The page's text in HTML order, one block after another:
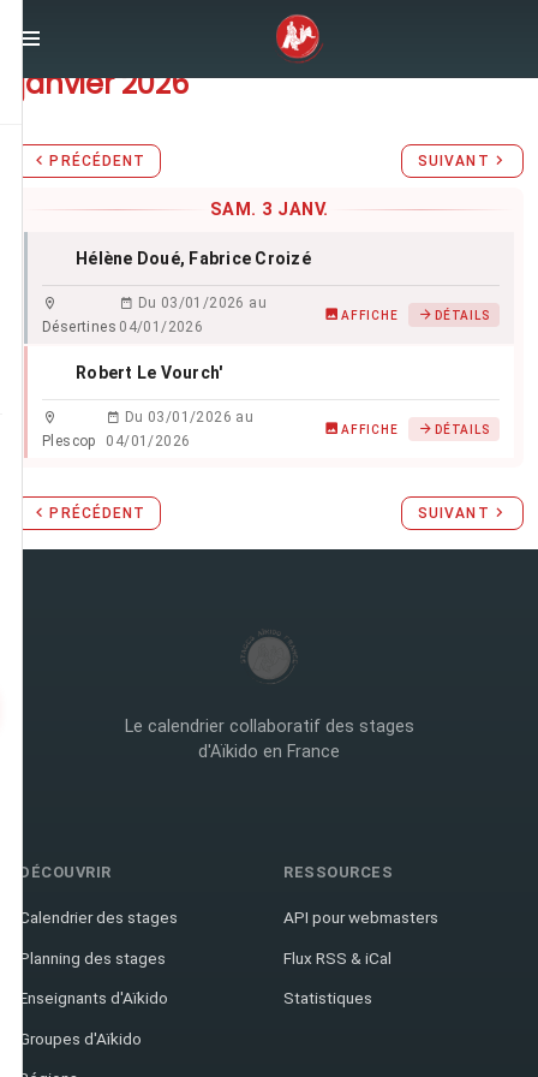
Stages d'Aïkido dusamedi 3
janvier 2026
PRÉCÉDENT SUIVANT
SAM. 3 JANV.
Hélène Doué, Fabrice Croizé
Désertines
Du 03/01/2026 au
04/01/2026
AFFICHE DÉTAILS
Robert Le Vourch'
Plescop
Du 03/01/2026 au
04/01/2026
AFFICHE DÉTAILS
PRÉCÉDENT SUIVANT
Le calendrier collaboratif des stages
d'Aïkido en France
DÉCOUVRIR
Calendrier des stages
Planning des stages
Enseignants d'Aïkido
Groupes d'Aïkido
RESSOURCES
API pour webmasters
Flux RSS & iCal
Statistiques